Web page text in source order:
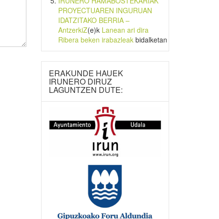
PROYECTUAREN INGURUAN
IDATZITAKO BERRIA –
AntzerkiZ(e)k Lanean ari dira
Ribera beken irabazleakbidalketan
ERAKUNDE HAUEK
IRUNERO DIRUZ
LAGUNTZEN DUTE: